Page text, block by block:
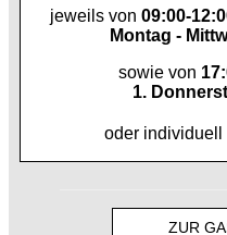
jeweils von 09:00-
Montag -
sowie von
1.
oder individuell
ZUR